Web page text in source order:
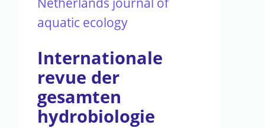
aquatic ecology
Internationale
revue der
gesamten
hydrobiologie